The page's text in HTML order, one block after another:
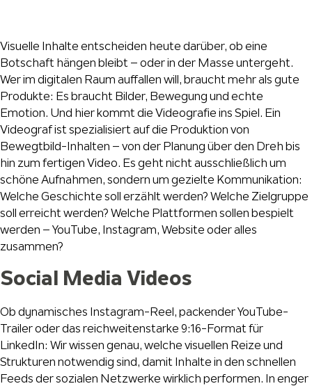
Visuelle Inhalte entscheiden heute darüber, ob eine
Botschaft hängen bleibt – oder in der Masse untergeht.
Wer im digitalen Raum auffallen will, braucht mehr als gute
Produkte: Es braucht Bilder, Bewegung und echte
Emotion. Und hier kommt die Videografie ins Spiel. Ein
Videograf ist spezialisiert auf die Produktion von
Bewegtbild-Inhalten – von der Planung über den Dreh bis
hin zum fertigen Video. Es geht nicht ausschließlich um
schöne Aufnahmen, sondern um gezielte Kommunikation:
Welche Geschichte soll erzählt werden? Welche Zielgruppe
soll erreicht werden? Welche Plattformen sollen bespielt
werden – YouTube, Instagram, Website oder alles
zusammen?
Social Media Videos
Ob dynamisches Instagram-Reel, packender YouTube-
Trailer oder das reichweitenstarke 9:16-Format für
LinkedIn: Wir wissen genau, welche visuellen Reize und
Strukturen notwendig sind, damit Inhalte in den schnellen
Feeds der sozialen Netzwerke wirklich performen. In enger